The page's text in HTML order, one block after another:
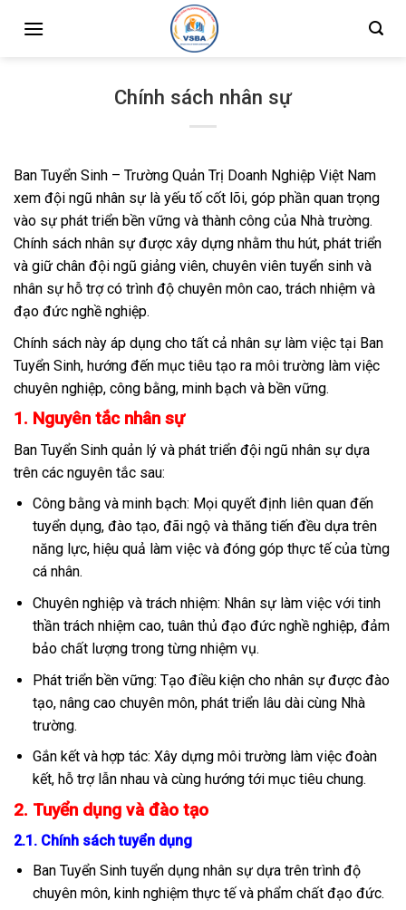
Chính sách nhân sự
Ban Tuyển Sinh – Trường Quản Trị Doanh Nghiệp Việt Nam
xem đội ngũ nhân sự là yếu tố cốt lõi, góp phần quan trọng
vào sự phát triển bền vững và thành công của Nhà trường.
Chính sách nhân sự được xây dựng nhằm thu hút, phát triển
và giữ chân đội ngũ giảng viên, chuyên viên tuyển sinh và
nhân sự hỗ trợ có trình độ chuyên môn cao, trách nhiệm và
đạo đức nghề nghiệp.
Chính sách này áp dụng cho tất cả nhân sự làm việc tại Ban
Tuyển Sinh, hướng đến mục tiêu tạo ra môi trường làm việc
chuyên nghiệp, công bằng, minh bạch và bền vững.
1. Nguyên tắc nhân sự
Ban Tuyển Sinh quản lý và phát triển đội ngũ nhân sự dựa
trên các nguyên tắc sau:
Công bằng và minh bạch: Mọi quyết định liên quan đến
tuyển dụng, đào tạo, đãi ngộ và thăng tiến đều dựa trên
năng lực, hiệu quả làm việc và đóng góp thực tế của từng
cá nhân.
Chuyên nghiệp và trách nhiệm: Nhân sự làm việc với tinh
thần trách nhiệm cao, tuân thủ đạo đức nghề nghiệp, đảm
bảo chất lượng trong từng nhiệm vụ.
Phát triển bền vững: Tạo điều kiện cho nhân sự được đào
tạo, nâng cao chuyên môn, phát triển lâu dài cùng Nhà
trường.
Gắn kết và hợp tác: Xây dựng môi trường làm việc đoàn
kết, hỗ trợ lẫn nhau và cùng hướng tới mục tiêu chung.
2. Tuyển dụng và đào tạo
2.1. Chính sách tuyển dụng
Ban Tuyển Sinh tuyển dụng nhân sự dựa trên trình độ
chuyên môn, kinh nghiệm thực tế và phẩm chất đạo đức.